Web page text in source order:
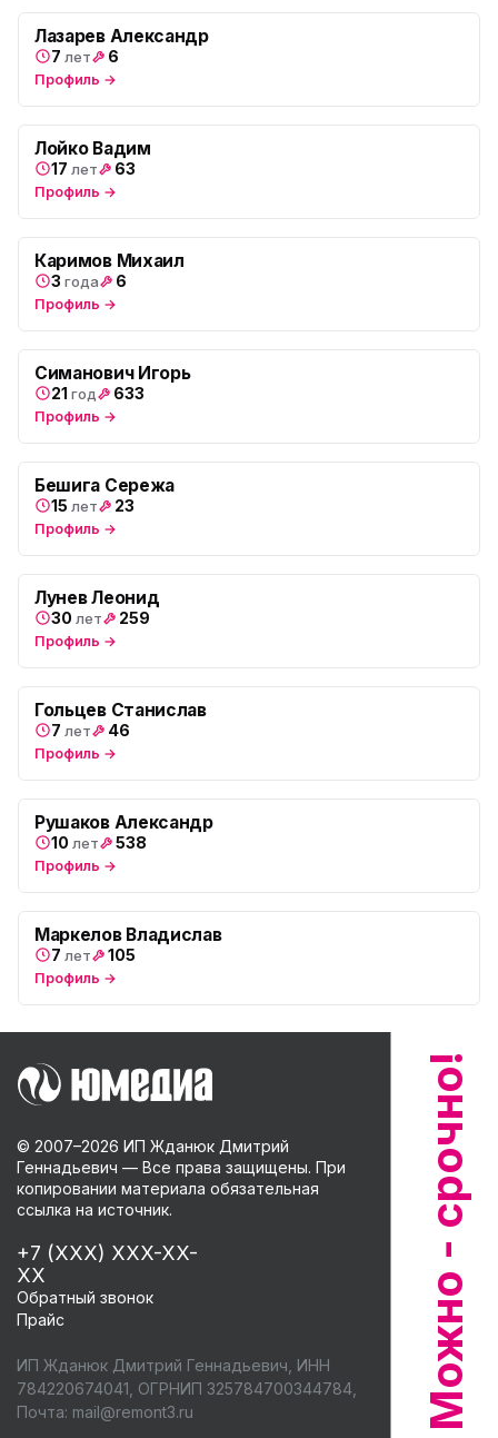
Лазарев Александр
7 лет 6
Профиль →
Лойко Вадим
17 лет 63
Профиль →
Каримов Михаил
3 года 6
Профиль →
Симанович Игорь
21 год 633
Профиль →
Бешига Сережа
15 лет 23
Профиль →
Лунев Леонид
30 лет 259
Профиль →
Гольцев Станислав
7 лет 46
Профиль →
Рушаков Александр
10 лет 538
Профиль →
Маркелов Владислав
7 лет 105
Профиль →
© 2007–2026 ИП Жданюк Дмитрий
Геннадьевич — Все права защищены. При
копировании материала обязательная
ссылка на источник.
+7 (XXX) XXX-XX-
XX
Обратный звонок
Прайс
ИП Жданюк Дмитрий Геннадьевич, ИНН
784220674041, ОГРНИП 325784700344784,
Почта: mail@remont3.ru